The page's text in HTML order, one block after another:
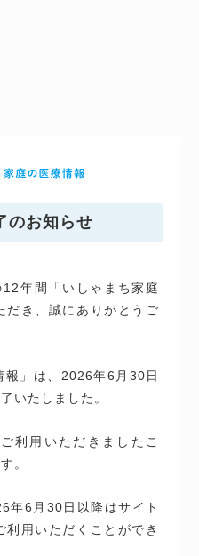
のお知らせ
年間「いしゃまち家庭
だき、誠にありがとうご
報」は、2026年6月30日
いたしました。
利用いただきましたこ
。
年6月30日以降はサイト
用いただくことができ